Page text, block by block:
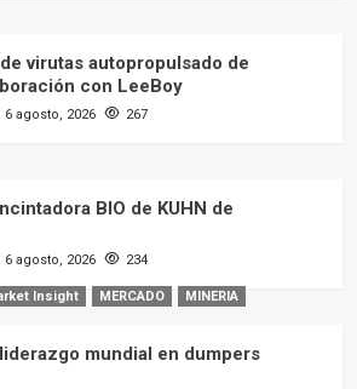
virutas autopropulsado de
con LeeBoy
6 agosto, 2026 267
BIO de KUHN de
6 agosto, 2026 234
Insight MERCADO MINERIA
mundial en dumpers